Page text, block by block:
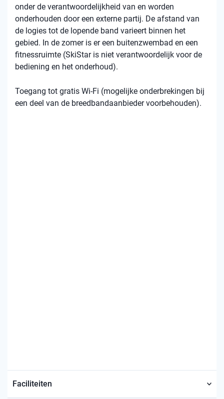
onder de verantwoordelijkheid van en worden
onderhouden door een externe partij. De afstand van
de logies tot de lopende band varieert binnen het
gebied. In de zomer is er een buitenzwembad en een
fitnessruimte (SkiStar is niet verantwoordelijk voor de
bediening en het onderhoud).
Toegang tot gratis Wi-Fi (mogelijke onderbrekingen bij
een deel van de breedbandaanbieder voorbehouden).
Faciliteiten